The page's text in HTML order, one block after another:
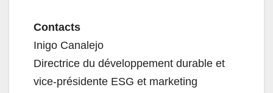
Contacts
Inigo Canalejo
Directrice du développement durable et
vice-présidente ESG et marketing